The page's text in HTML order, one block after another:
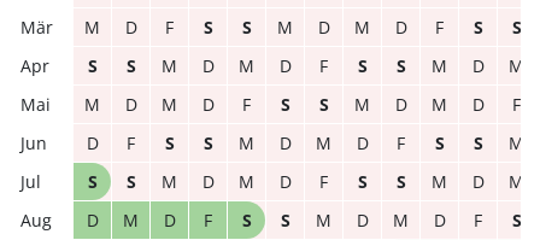
M
D F S S M D M D F S
S
S
S M D M D F S S M D
M
M
D M D F S S M D M D
F
D
F S S M D M D F S S
M
S
S M D M D F S S M D
M
D
M D F S S M D M D F
S